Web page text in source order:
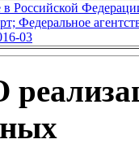
Российской
Федеральное
03